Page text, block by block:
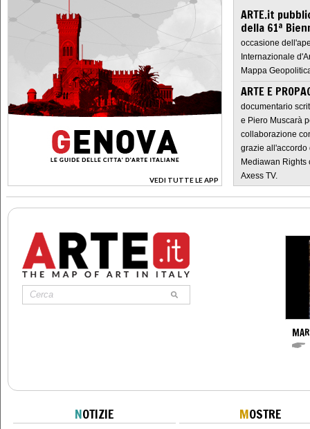
VEDI TUTTE LE APP
>
ARTE.it
della 61ª
occasione
Internazionale
Mappa
ARTE E
documentario
e Piero Muscarà
collaborazione
grazie all'accordo
Mediawan Rights
Axess TV.
NOTIZIE MOSTRE